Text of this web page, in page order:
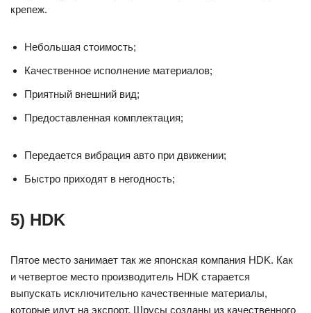
крепеж.
Небольшая стоимость;
Качественное исполнение материалов;
Приятный внешний вид;
Предоставленная комплектация;
Передается вибрация авто при движении;
Быстро приходят в негодность;
5) HDK
Пятое место занимает так же японская компания HDK. Как
и четвертое место производитель HDK старается
выпускать исключительно качественные материалы,
которые идут на экспорт. Шрусы созданы из качественного